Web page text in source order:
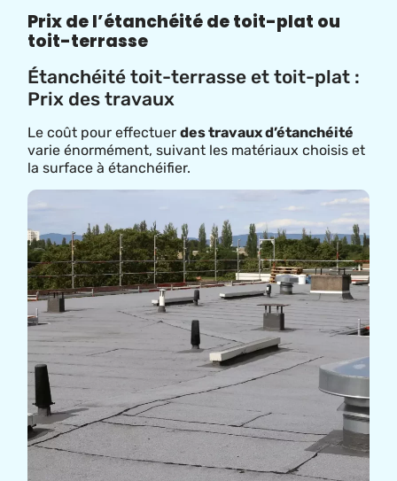
Prix de l’étanchéité de toit-plat ou
toit-terrasse
Étanchéité toit-terrasse et toit-plat :
Prix des travaux
Le coût pour effectuerdes travaux d’étanchéité
varie énormément, suivant les matériaux choisis et
la surface à étanchéifier.